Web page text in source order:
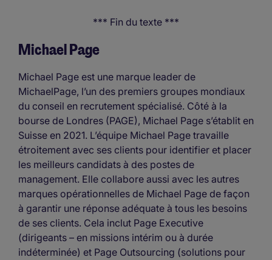
*** Fin du texte ***
Michael Page
Michael Page est une marque leader de
MichaelPage, l’un des premiers groupes mondiaux
du conseil en recrutement spécialisé. Côté à la
bourse de Londres (PAGE), Michael Page s’établit en
Suisse en 2021. L’équipe Michael Page travaille
étroitement avec ses clients pour identifier et placer
les meilleurs candidats à des postes de
management. Elle collabore aussi avec les autres
marques opérationnelles de Michael Page de façon
à garantir une réponse adéquate à tous les besoins
de ses clients. Cela inclut Page Executive
(dirigeants – en missions intérim ou à durée
indéterminée) et Page Outsourcing (solutions pour